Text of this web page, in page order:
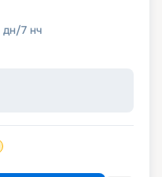
дн/7 нч